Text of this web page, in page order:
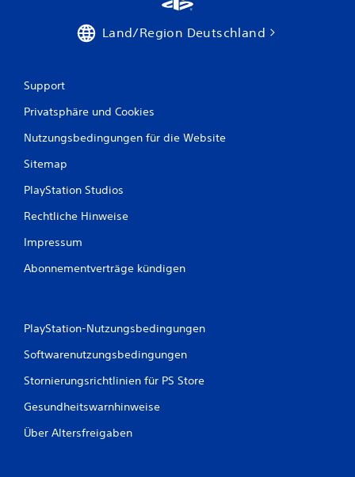
Land/Region Deutschland
Support
Privatsphäre und Cookies
Nutzungsbedingungen für die Website
Sitemap
PlayStation Studios
Rechtliche Hinweise
Impressum
Abonnementverträge kündigen
PlayStation-Nutzungsbedingungen
Softwarenutzungsbedingungen
Stornierungsrichtlinien für PS Store
Gesundheitswarnhinweise
Über Altersfreigaben